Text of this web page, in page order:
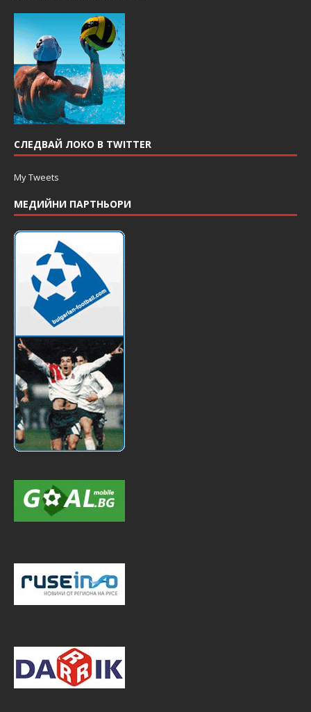
СЛЕДВАЙ ЛОКО В TWITTER
My Tweets
МЕДИЙНИ ПАРТНЬОРИ